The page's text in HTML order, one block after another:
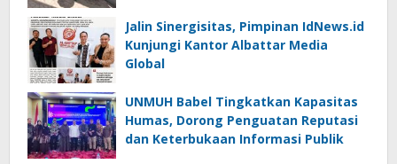
Jalin Sinergisitas, Pimpinan IdNews.id
Kunjungi Kantor Albattar Media
Global
UNMUH Babel Tingkatkan Kapasitas
Humas, Dorong Penguatan Reputasi
dan Keterbukaan Informasi Publik